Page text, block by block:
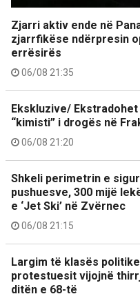
Zjarri aktiv ende në
zjarrfikëse ndërpresin
errësirës
06/08 21:35
Ekskluzive/
“kimisti” i drogës në
06/08 21:20
Shkeli perimetrin e
pushuesve, 300 mijë
e ‘Jet Ski’ në Zvërnec
06/08 21:15
Largim të klasës
protestuesit vijojnë
ditën e 68-të